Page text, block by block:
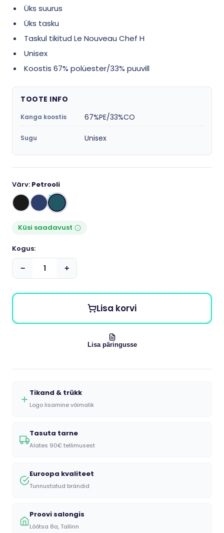
Üks suurus
Üks tasku
Taskul tikitud Le Nouveau Chef H
Unisex
Koostis 67% polüester/33% puuvill
TOOTE INFO
Kanga koostis 67%PE/33%CO
Sugu Unisex
Värv: Petrooli
Küsi saadavust
Kogus:
− +
Lisa korvi
Lisa päringusse
Tikand & trükk
Logo lisamine võimalik
Tasuta tarne
Alates 90€ tellimusest
Euroopa kvaliteet
Tunnustatud brändid
Proovi salongis
Lõõtsa 8a, Tallinn